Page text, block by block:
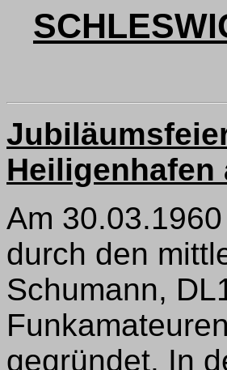
Heiligenhafen
Am
durch den
Schumann,
gegründet. In